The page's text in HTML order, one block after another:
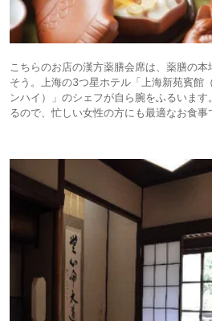
こちらのお店の漢方薬膳会席は、薬膳の
そう。上海の3つ星ホテル「上海新苑賓館
ンハイ）」のシェフが自ら腕をふるいま
るので、忙しい女性の方にも最適なお食事